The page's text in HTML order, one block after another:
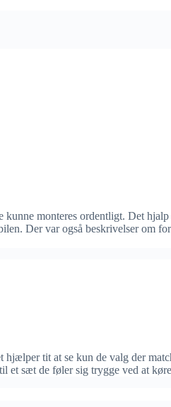
monteres ordentligt. Det hjalp
Der var også beskrivelser om
tit at se kun de valg der
et sæt de føler sig trygge ved at